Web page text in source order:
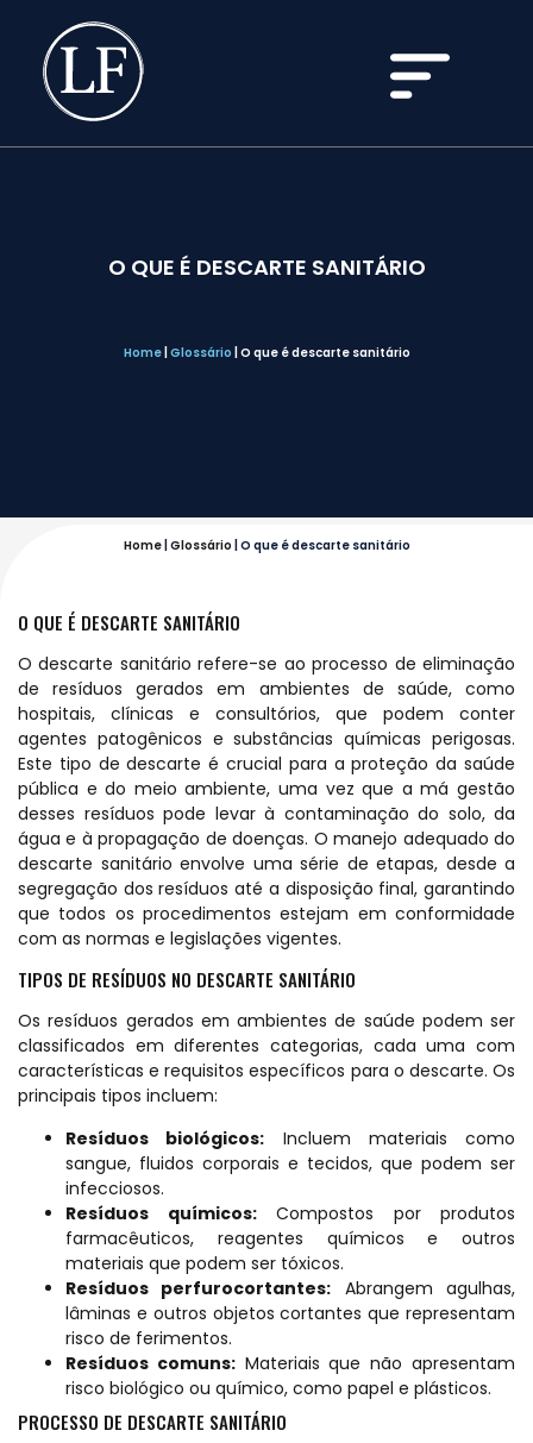
O QUE É DESCARTE SANITÁRIO
Home| Glossário O que é descarte sanitário
Home| Glossário O que é descarte sanitário
O QUE É DESCARTE SANITÁRIO
O descarte sanitário refere-se ao processo de eliminação
de resíduos gerados em ambientes de saúde, como
hospitais, clínicas e consultórios, que podem conter
agentes patogênicos e substâncias químicas perigosas.
Este tipo de descarte é crucial para a proteção da saúde
pública e do meio ambiente, uma vez que a má gestão
desses resíduos pode levar à contaminação do solo, da
água e à propagação de doenças. O manejo adequado do
descarte sanitário envolve uma série de etapas, desde a
segregação dos resíduos até a disposição final, garantindo
que todos os procedimentos estejam em conformidade
com as normas e legislações vigentes.
TIPOS DE RESÍDUOS NO DESCARTE SANITÁRIO
Os resíduos gerados em ambientes de saúde podem ser
classificados em diferentes categorias, cada uma com
características e requisitos específicos para o descarte. Os
principais tipos incluem:
Resíduos biológicos: Incluem materiais como
sangue, fluidos corporais e tecidos, que podem ser
infecciosos.
Resíduos químicos:Compostos por produtos
farmacêuticos, reagentes químicos e outros
materiais que podem ser tóxicos.
Resíduos perfurocortantes: Abrangem agulhas,
lâminas e outros objetos cortantes que representam
risco de ferimentos.
Resíduos comuns:Materiais que não apresentam
risco biológico ou químico, como papel e plásticos.
PROCESSO DE DESCARTE SANITÁRIO